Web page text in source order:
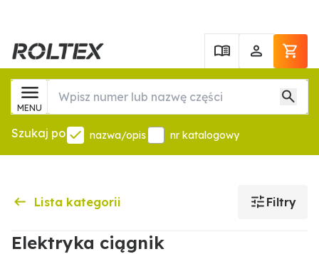
MENU
Szukaj po nazwa/opis nr katalogowy
Lista kategorii Filtry
Elektryka ciągnik